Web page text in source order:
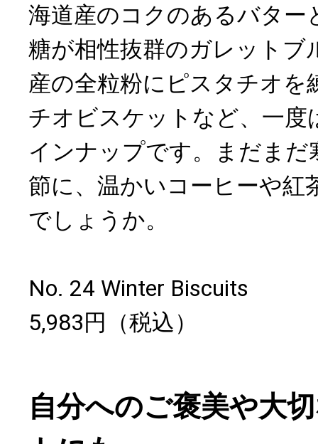
海道産のコクのあるバター
糖が相性抜群のガレットブ
産の全粒粉にピスタチオを
チオビスケットなど、一度
インナップです。まだまだ
節に、温かいコーヒーや紅
でしょうか。
No. 24 Winter Biscuits
5,983円（税込）
自分へのご褒美や大